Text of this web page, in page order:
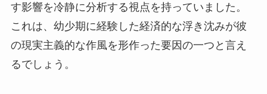
す影響を冷静に分析する視点を持っていました。
これは、幼少期に経験した経済的な浮き沈みが彼
の現実主義的な作風を形作った要因の一つと言え
るでしょう。